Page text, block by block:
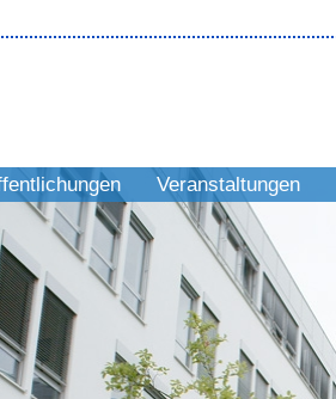
Veranstaltungen